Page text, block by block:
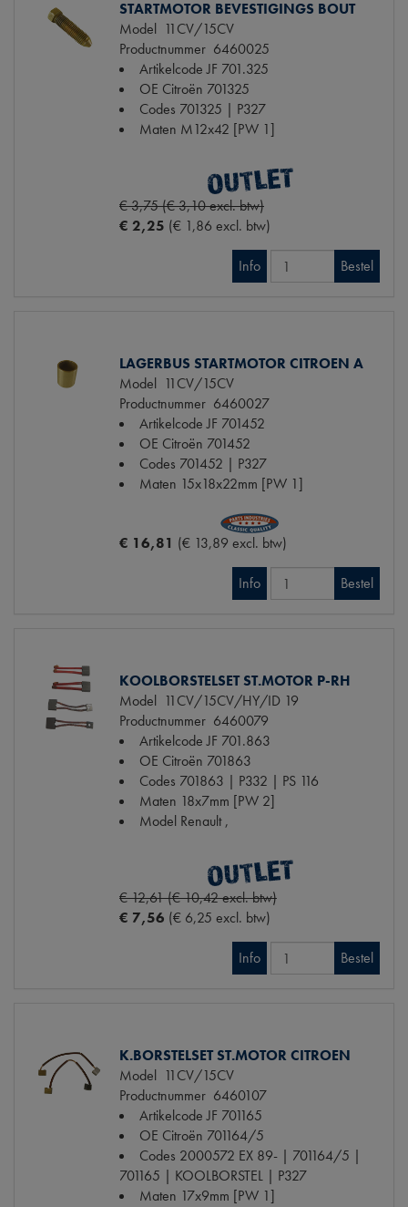
STARTMOTOR BEVESTIGINGS BOUT
Model 11CV/15CV
Productnummer 6460025
Artikelcode JF 701.325
OE Citroën 701325
Codes 701325 | P327
Maten M12x42 [PW 1]
€ 3,75 (€ 3,10 excl. btw)
€ 2,25 (€ 1,86 excl. btw)
Info Bestel
LAGERBUS STARTMOTOR CITROEN A
Model 11CV/15CV
Productnummer 6460027
Artikelcode JF 701452
OE Citroën 701452
Codes 701452 | P327
Maten 15x18x22mm [PW 1]
€ 16,81 (€ 13,89 excl. btw)
Info Bestel
KOOLBORSTELSET ST.MOTOR P-RH
Model 11CV/15CV/HY/ID 19
Productnummer 6460079
Artikelcode JF 701.863
OE Citroën 701863
Codes 701863 | P332 | PS 116
Maten 18x7mm [PW 2]
Model Renault ,
€ 12,61 (€ 10,42 excl. btw)
€ 7,56 (€ 6,25 excl. btw)
Info Bestel
K.BORSTELSET ST.MOTOR CITROEN
Model 11CV/15CV
Productnummer 6460107
Artikelcode JF 701165
OE Citroën 701164/5
Codes 2000572 EX 89- | 701164/5 |
701165 | KOOLBORSTEL | P327
Maten 17x9mm [PW 1]